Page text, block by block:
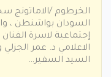
الخرطوم /
السودان بواشنطن ،
إجتماعية لاسرة الفنان
الاعلامي د. عمر
السيد السفير…